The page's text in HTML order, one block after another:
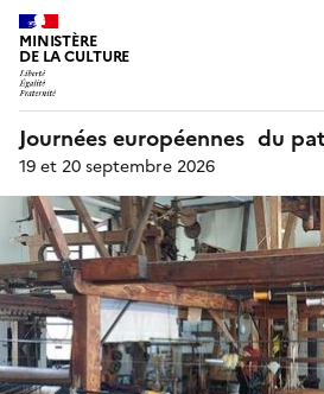
MINISTÈRE
DE LA CULTURE
Journées européennes du
19 et 20 septembre 2026